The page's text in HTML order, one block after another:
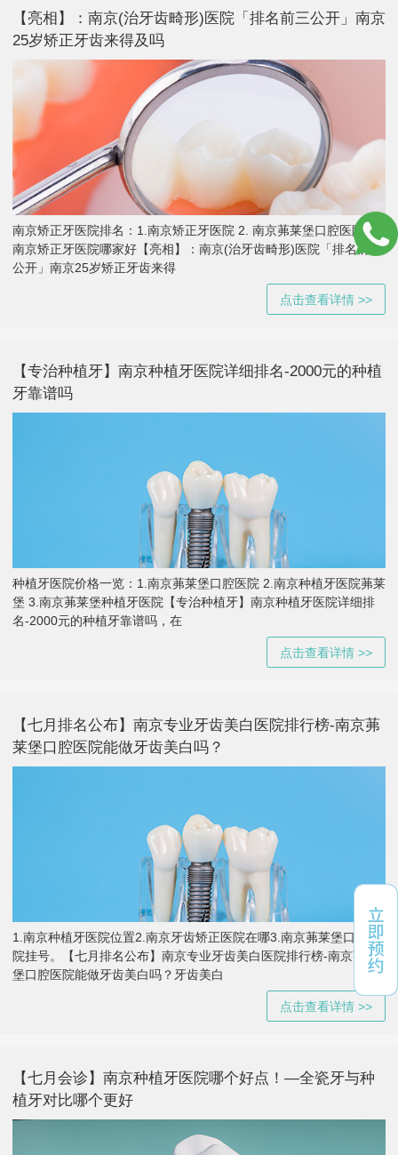
【亮相】：南京(治牙齿畸形)医院「排名前三公开」南京
25岁矫正牙齿来得及吗
南京矫正牙医院排名：1.南京矫正牙医院 2. 南京茀莱堡口腔医院 3.
南京矫正牙医院哪家好【亮相】：南京(治牙齿畸形)医院「排名前三
公开」南京25岁矫正牙齿来得
点击查看详情 >>
【专治种植牙】南京种植牙医院详细排名-2000元的种植
牙靠谱吗
种植牙医院价格一览：1.南京茀莱堡口腔医院 2.南京种植牙医院茀莱
堡 3.南京茀莱堡种植牙医院【专治种植牙】南京种植牙医院详细排
名-2000元的种植牙靠谱吗，在
点击查看详情 >>
【七月排名公布】南京专业牙齿美白医院排行榜-南京茀
莱堡口腔医院能做牙齿美白吗？
1.南京种植牙医院位置2.南京牙齿矫正医院在哪3.南京茀莱堡口腔医
院挂号。【七月排名公布】南京专业牙齿美白医院排行榜-南京茀莱
堡口腔医院能做牙齿美白吗？牙齿美白
点击查看详情 >>
【七月会诊】南京种植牙医院哪个好点！—全瓷牙与种
植牙对比哪个更好